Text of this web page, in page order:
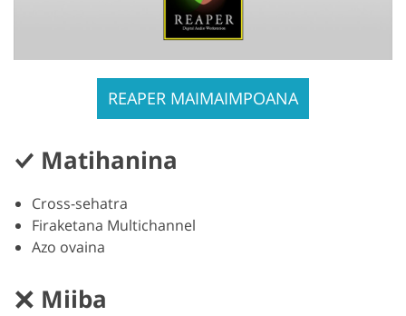
REAPER MAIMAIMPOANA
Matihanina
Cross-sehatra
Firaketana Multichannel
Azo ovaina
Miiba